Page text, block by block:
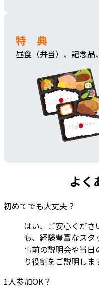
特 典
昼食（弁当）、記念品
よく
初めてでも大丈夫？
はい、ご安心くださ
も、経験豊富なスタ
事前の説明会や当日
り役割をご説明しま
1人参加OK？